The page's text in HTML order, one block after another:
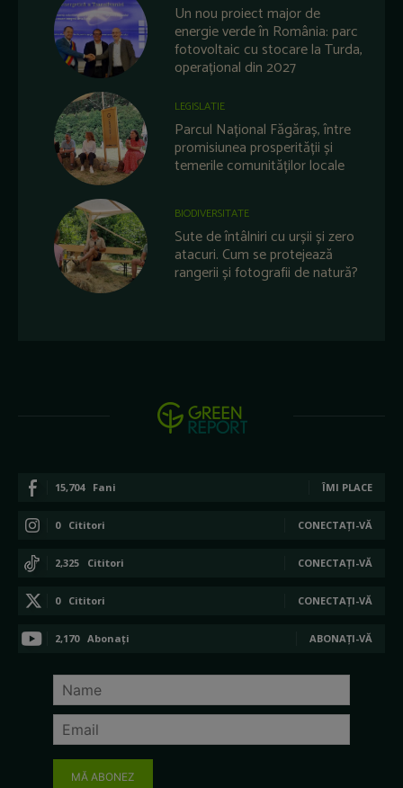
Un nou proiect major de
energie verde în România: parc
fotovoltaic cu stocare la Turda,
operațional din 2027
LEGISLATIE
Parcul Național Făgăraș, între
promisiunea prosperității și
temerile comunităților locale
BIODIVERSITATE
Sute de întâlniri cu urșii și zero
atacuri. Cum se protejează
rangerii și fotografii de natură?
15,704 Fani ÎMI PLACE
0 Cititori CONECTAȚI-VĂ
2,325 Cititori CONECTAȚI-VĂ
0 Cititori CONECTAȚI-VĂ
2,170 Abonați ABONAȚI-VĂ
MĂ ABONEZ